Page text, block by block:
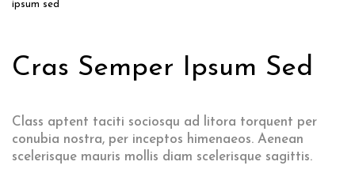
ipsum sed
Cras Semper Ipsum Sed
Class aptent taciti sociosqu ad litora torquent per
conubia nostra, per inceptos himenaeos. Aenean
scelerisque mauris mollis diam scelerisque sagittis.